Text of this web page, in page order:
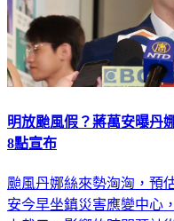
明放颱風假？蔣萬安曝丹
8點宣布
颱風丹娜絲來勢洶洶，預
安今早坐鎮災害應變中心